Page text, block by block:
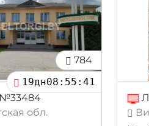
784
19дн08:55:39
обл.